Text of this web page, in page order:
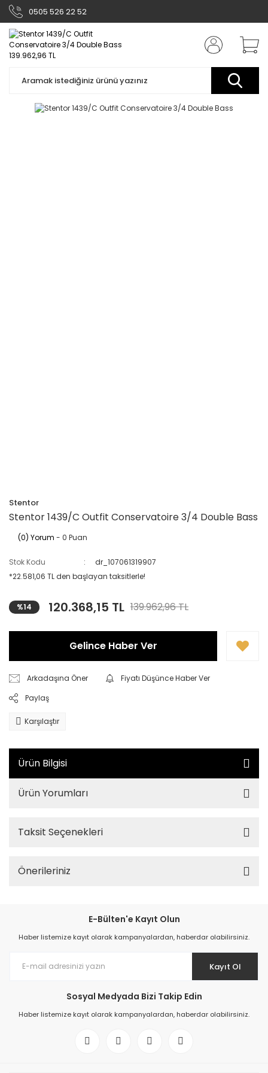
0505 526 22 52
Stentor
Stentor 1439/C Outfit Conservatoire 3/4 Double Bass
(0) Yorum - 0 Puan
Stok Kodu
dr_107061319907
*22.581,06 TL den başlayan taksitlerle!
%14 120.368,15 TL 139.962,96 TL
Gelince Haber Ver
Arkadaşına Öner
Fiyatı Düşünce Haber Ver
Paylaş
Karşılaştır
Ürün Bilgisi
Ürün Yorumları
Taksit Seçenekleri
Önerileriniz
E-Bülten'e Kayıt Olun
Haber listemize kayıt olarak kampanyalardan, haberdar olabilirsiniz.
Kayıt Ol
Sosyal Medyada Bizi Takip Edin
Haber listemize kayıt olarak kampanyalardan, haberdar olabilirsiniz.